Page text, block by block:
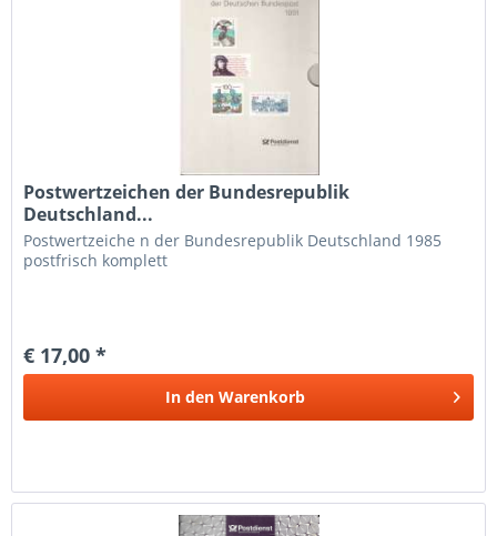
Postwertzeichen der Bundesrepublik
Deutschland...
Postwertzeiche n der Bundesrepublik Deutschland 1985
postfrisch komplett
€ 17,00 *
In den Warenkorb